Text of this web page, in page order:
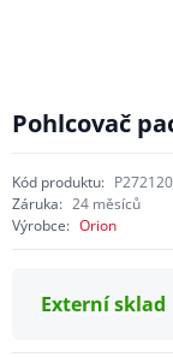
Pohlcovač
Kód produktu: P272120
Záruka: 24 měsíců
Výrobce: Orion
Externí sklad